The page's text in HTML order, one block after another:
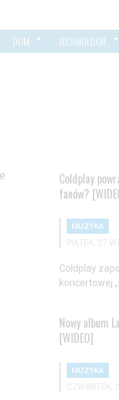
DOM TECHNOLOGIE
Coldplay
fanów?
MUZYKA
PIĄTEK, 27
Coldplay
koncertowej
Nowy album
[WIDEO]
MUZYKA
CZWARTEK,